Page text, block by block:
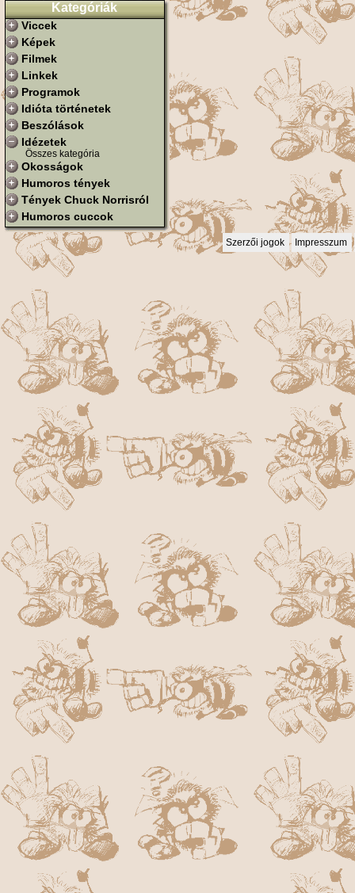
Kategóriák
Viccek
Képek
Filmek
Linkek
Programok
Idióta történetek
Beszólások
Idézetek
Összes kategória
Okosságok
Humoros tények
Tények Chuck Norrisról
Humoros cuccok
Szerzői jogok Impresszum